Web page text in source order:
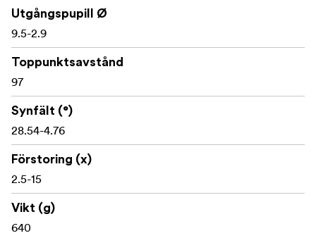
97 mm ögonavstånd
Synfält: ca 16,6–2,8 m på 100 m
Längd ca 338 mm
Vikt ca 631 g
IP67 vattentät och dammtät
Torr argonfylld och 50 BMG-klassad
Drivs av CR2032-batteri
Vad ingår i förpackningen:
Utgångspupill Ø
9.5-2.9
Toppunktsavstånd
97
Synfält (°)
28.54-4.76
Förstoring (x)
2.5-15
Vikt (g)
640